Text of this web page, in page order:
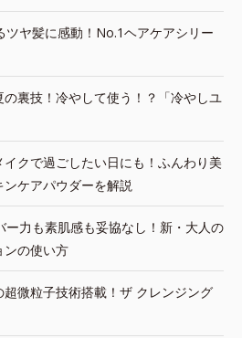
ツヤ髪に感動！No.1ヘアケアシリー
の裏技！冷やして使う！？「冷やしユ
イクで過ごしたい日にも！ふんわり美
ケアパウダーを解説
ー力も素肌感も妥協なし！新・大人の
ンの使い方
超微粒子技術搭載！ザ クレンジング